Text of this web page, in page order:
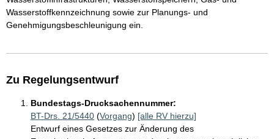
Wasserstoffkennzeichnung sowie zur Planungs- und
Genehmigungsbeschleunigung ein.
Zu Regelungsentwurf
Bundestags-Drucksachennummer:
BT-Drs. 21/5440 (Vorgang) [alle RV hierzu]
Entwurf eines Gesetzes zur Änderung des